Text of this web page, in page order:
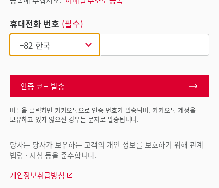
휴대전화 번호 (필수)
인증 코드 발송
버튼을 클릭하면 카카오톡으로 인증 번호가 발송되며, 카카오톡 계정을
보유하고 있지 않으신 경우는 문자로 발송됩니다.
당사는 당사가 보유하는 고객의 개인 정보를 보호하기 위해 관계
법령 · 지침 등을 준수합니다.
개인정보취급방침